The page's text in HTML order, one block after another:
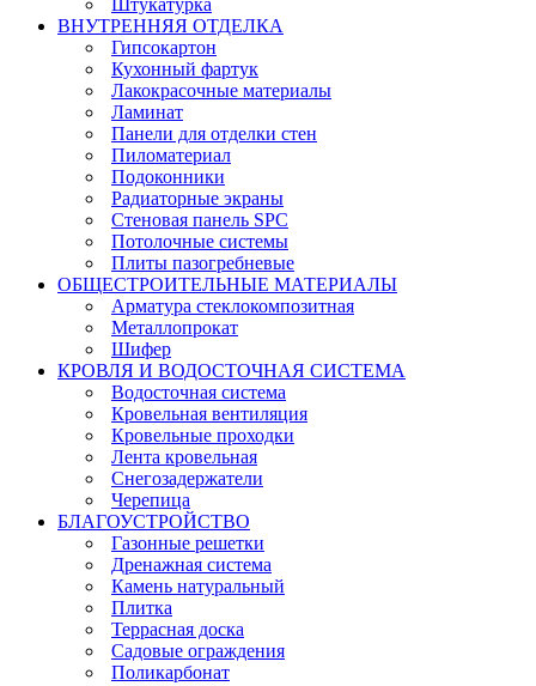
Штукатурка
ВНУТРЕННЯЯ ОТДЕЛКА
Гипсокартон
Кухонный фартук
Лакокрасочные материалы
Ламинат
Панели для отделки стен
Пиломатериал
Подоконники
Радиаторные экраны
Стеновая панель SPC
Потолочные системы
Плиты пазогребневые
ОБЩЕСТРОИТЕЛЬНЫЕ МАТЕРИАЛЫ
Арматура стеклокомпозитная
Металлопрокат
Шифер
КРОВЛЯ И ВОДОСТОЧНАЯ СИСТЕМА
Водосточная система
Кровельная вентиляция
Кровельные проходки
Лента кровельная
Снегозадержатели
Черепица
БЛАГОУСТРОЙСТВО
Газонные решетки
Дренажная система
Камень натуральный
Плитка
Террасная доска
Садовые ограждения
Поликарбонат